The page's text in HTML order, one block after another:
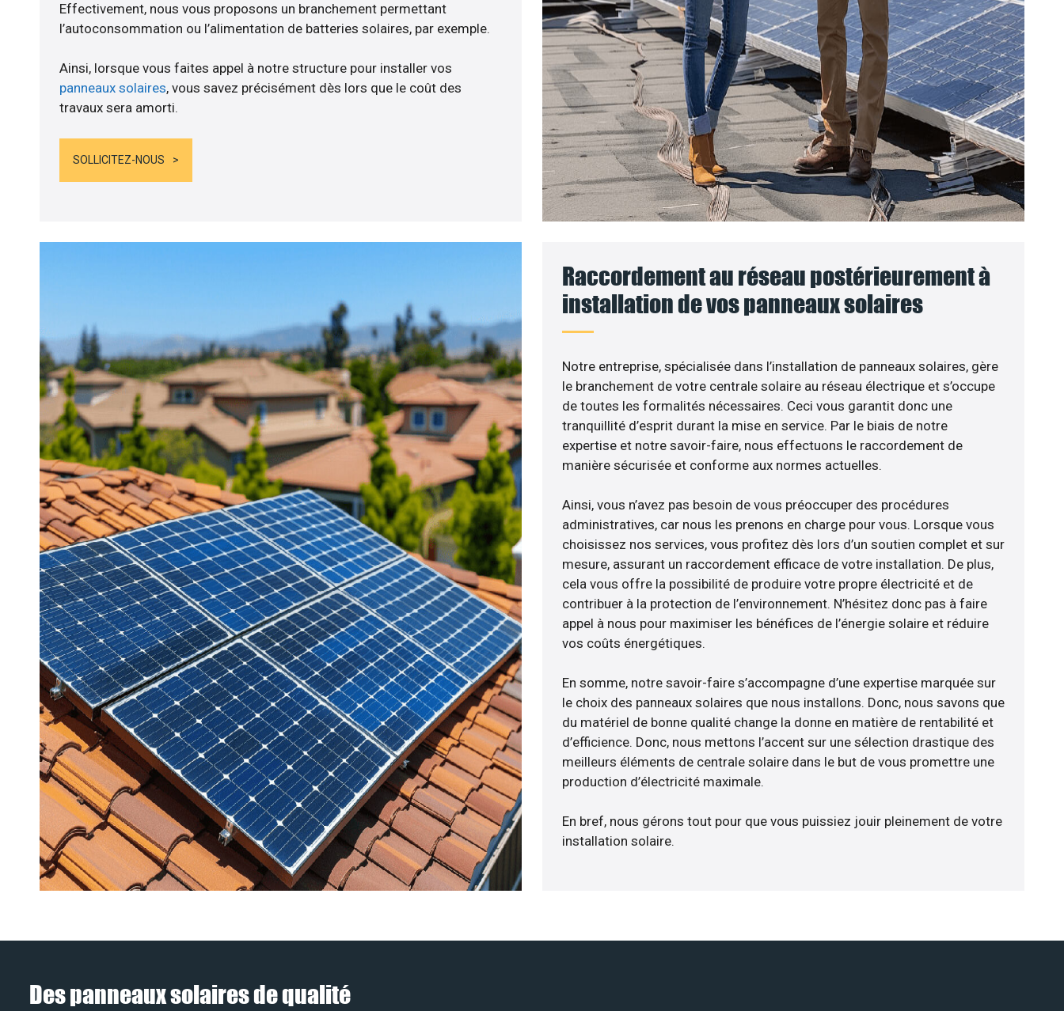
Effectivement, nous vous proposons un branchement permettant
l’autoconsommation ou l’alimentation de batteries solaires, par exemple.
Ainsi, lorsque vous faites appel à notre structure pour installer vos
panneaux solaires, vous savez précisément dès lors que le coût des
travaux sera amorti.
SOLLICITEZ-NOUS
Raccordement au réseau postérieurement à
installation de vos panneaux solaires
Notre entreprise, spécialisée dans l’installation de panneaux solaires, gère
le branchement de votre centrale solaire au réseau électrique et s’occupe
de toutes les formalités nécessaires. Ceci vous garantit donc une
tranquillité d’esprit durant la mise en service. Par le biais de notre
expertise et notre savoir-faire, nous effectuons le raccordement de
manière sécurisée et conforme aux normes actuelles.
Ainsi, vous n’avez pas besoin de vous préoccuper des procédures
administratives, car nous les prenons en charge pour vous. Lorsque vous
choisissez nos services, vous profitez dès lors d’un soutien complet et sur
mesure, assurant un raccordement efficace de votre installation. De plus,
cela vous offre la possibilité de produire votre propre électricité et de
contribuer à la protection de l’environnement. N’hésitez donc pas à faire
appel à nous pour maximiser les bénéfices de l’énergie solaire et réduire
vos coûts énergétiques.
En somme, notre savoir-faire s’accompagne d’une expertise marquée sur
le choix des panneaux solaires que nous installons. Donc, nous savons que
du matériel de bonne qualité change la donne en matière de rentabilité et
d’efficience. Donc, nous mettons l’accent sur une sélection drastique des
meilleurs éléments de centrale solaire dans le but de vous promettre une
production d’électricité maximale.
En bref, nous gérons tout pour que vous puissiez jouir pleinement de votre
installation solaire.
Des panneaux solaires de qualité